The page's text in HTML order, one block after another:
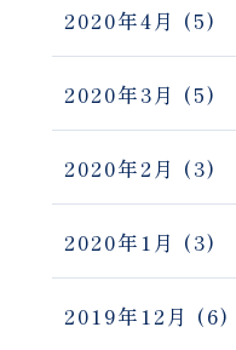
2020年4月 (5)
2020年3月 (5)
2020年2月 (3)
2020年1月 (3)
2019年12月 (6)